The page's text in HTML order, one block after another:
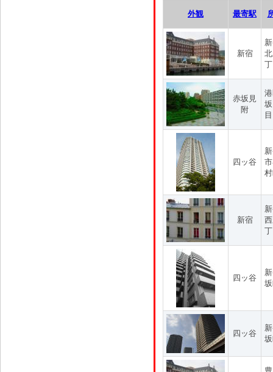
外観 最寄駅
新宿
赤坂見
附
目
四ッ谷
新宿
四ッ谷
四ッ谷